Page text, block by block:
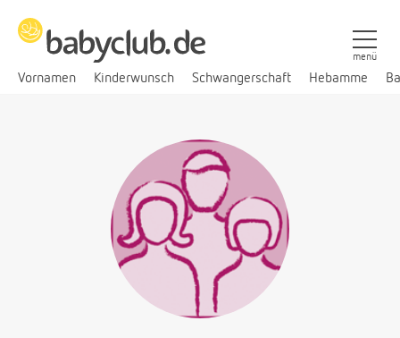
Vornamen Kinderwunsch Schwangerschaft Hebamme
menü